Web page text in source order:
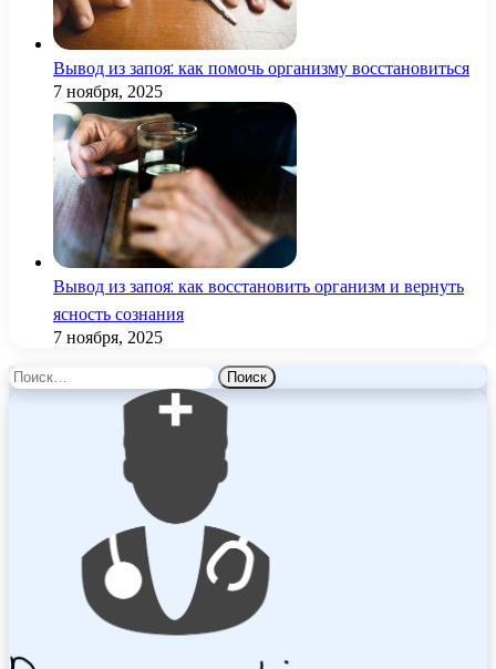
Вывод из запоя: как помочь организму восстановиться
7 ноября, 2025
Вывод из запоя: как восстановить организм и вернуть
ясность сознания
7 ноября, 2025
Найти: